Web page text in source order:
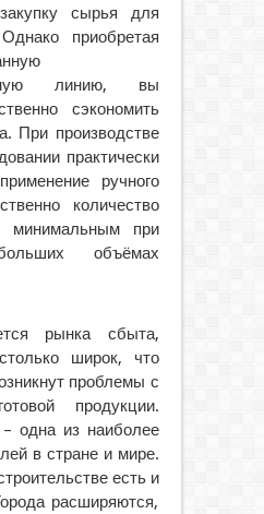
сырья для
приобретая
линию, вы
сэкономить
При производстве
практически
ручного
количество
минимальным при
объёмах
рынка сбыта,
широк, что
проблемы с
продукции.
– одна из наиболее
в стране и мире.
есть и
расширяются,